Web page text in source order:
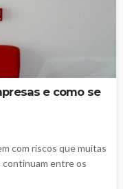
e como se
com riscos que muitas
continuam entre os